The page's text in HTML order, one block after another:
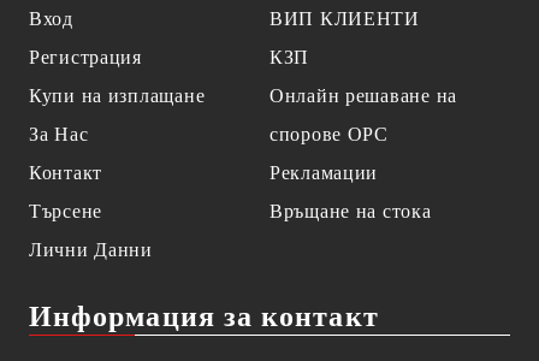
Вход
Регистрация
Купи на изплащане
За Нас
Контакт
Търсене
Лични Данни
ВИП КЛИЕНТИ
КЗП
Онлайн решаване на
спорове OPC
Рекламации
Връщане на стока
Информация за контакт